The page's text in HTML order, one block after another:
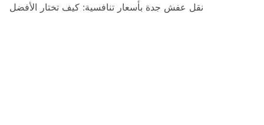
نقل عفش جدة بأسعار تنافسية: كيف تختار الأفضل